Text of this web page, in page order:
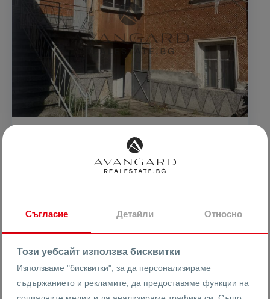
26309
Реф #
Къща
Съгласие Детайли Относно
Този уебсайт използва бисквитки
Използваме "бисквитки", за да персонализираме
съдържанието и рекламите, да предоставяме функции на